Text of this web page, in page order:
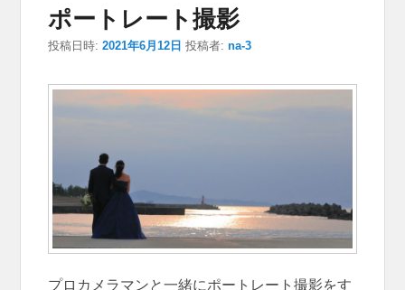
ポートレート撮影
投稿日時:2021年6月12日 投稿者:na-3
プロカメラマンと一緒にポートレート撮影をす